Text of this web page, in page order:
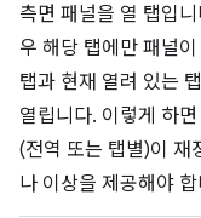
측면 패널을 열 탭입
우 해당 탭에만 패널
탭과 현재 열려 있는
열립니다. 이렇게 하
(전역 또는 탭별)이 재
나 이상을 제공해야